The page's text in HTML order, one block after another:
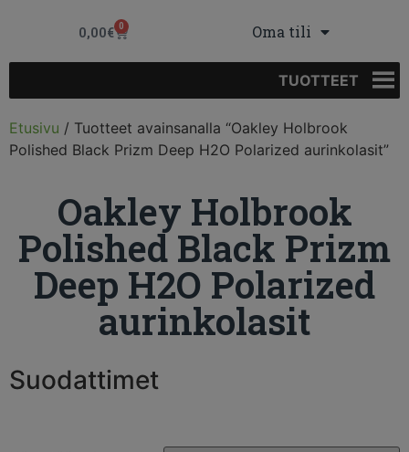
0,00€ 0 Oma tili
TUOTTEET
Etusivu / Tuotteet avainsanalla “Oakley Holbrook
Polished Black Prizm Deep H2O Polarized aurinkolasit”
Oakley Holbrook
Polished Black Prizm
Deep H2O Polarized
aurinkolasit
Suodattimet